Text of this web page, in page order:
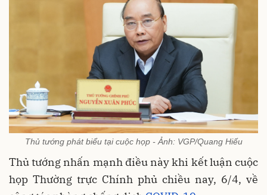
Thủ tướng phát biểu tại cuộc họp - Ảnh: VGP/Quang Hiếu
Thủ tướng nhấn mạnh điều này khi kết luận cuộc
họp Thường trực Chính phủ chiều nay, 6/4, về